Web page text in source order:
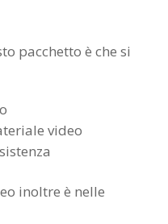
pacchetto è che si
video
inoltre è nelle